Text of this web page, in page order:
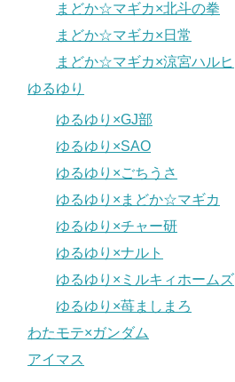
まどか☆マギカ×北斗の拳
まどか☆マギカ×日常
まどか☆マギカ×涼宮ハルヒ
ゆるゆり
ゆるゆり×GJ部
ゆるゆり×SAO
ゆるゆり×ごちうさ
ゆるゆり×まどか☆マギカ
ゆるゆり×チャー研
ゆるゆり×ナルト
ゆるゆり×ミルキィホームズ
ゆるゆり×苺ましまろ
わたモテ×ガンダム
アイマス